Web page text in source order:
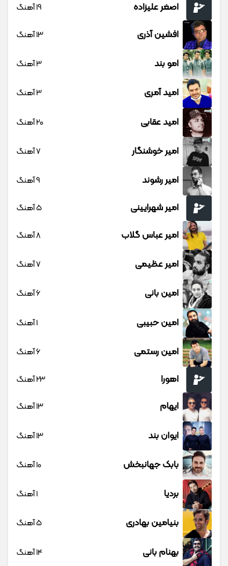
اصغر علیزاده 19 آهنگ
افشین آذری 13 آهنگ
امو بند 3 آهنگ
امید آمری 3 آهنگ
امید عقابی 20 آهنگ
امیر خوشنگار 7 آهنگ
امیر رشوند 9 آهنگ
امیر شهرایینی 5 آهنگ
امیر عباس گلاب 8 آهنگ
امیر عظیمی 7 آهنگ
امین بانی 6 آهنگ
امین حبیبی 1 آهنگ
امین رستمی 6 آهنگ
اهورا 23 آهنگ
ایهام 13 آهنگ
ایوان بند 13 آهنگ
بابک جهانبخش 10 آهنگ
بردیا 1 آهنگ
بنیامین بهادری 5 آهنگ
بهنام بانی 14 آهنگ